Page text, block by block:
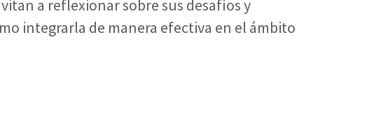
a reflexionar sobre sus desafíos y
integrarla de manera efectiva en el ámbito